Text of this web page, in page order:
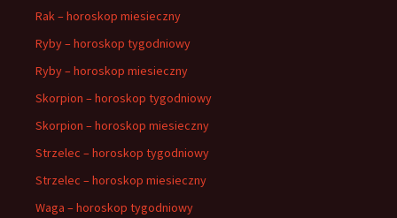
Rak – horoskop miesieczny
Ryby – horoskop tygodniowy
Ryby – horoskop miesieczny
Skorpion – horoskop tygodniowy
Skorpion – horoskop miesieczny
Strzelec – horoskop tygodniowy
Strzelec – horoskop miesieczny
Waga – horoskop tygodniowy